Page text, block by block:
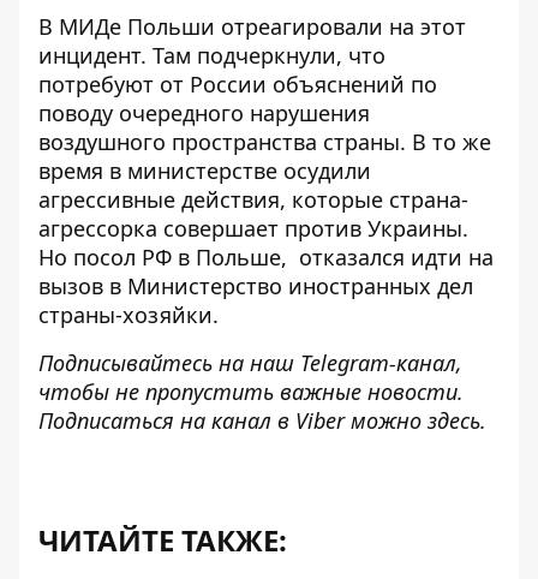
В МИДе Польши отреагировали на этот
инцидент. Там подчеркнули, что
потребуют от России объяснений по
поводу очередного нарушения
воздушного пространства страны. В то же
время в министерстве осудили
агрессивные действия, которые страна-
агрессорка совершает против Украины.
Но посол РФ в Польше, отказался идти на
вызов в Министерство иностранных дел
страны-хозяйки.
Подписывайтесь на наш Telegram-канал,
чтобы не пропустить важные новости.
Подписаться на канал в Viber можно здесь.
ЧИТАЙТЕ ТАКЖЕ: